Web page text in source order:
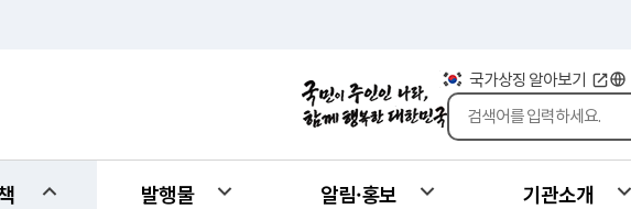
국가상징 알아보기
발행물 알림·홍보 기관소개